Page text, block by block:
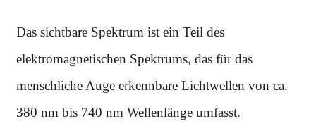
Das sichtbare Spektrum ist ein Teil des
elektromagnetischen Spektrums, das für das
menschliche Auge erkennbare Lichtwellen von ca.
380 nm bis 740 nm Wellenlänge umfasst.